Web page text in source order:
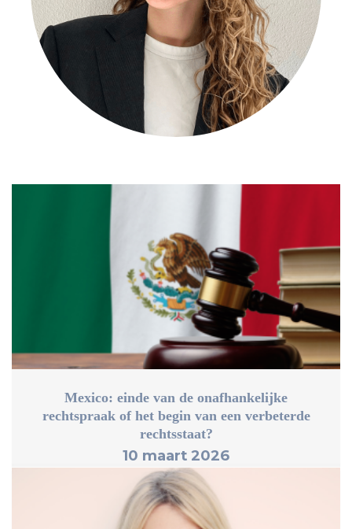
Mexico: einde van de onafhankelijke
rechtspraak of het begin van een verbeterde
rechtsstaat?
10 maart 2026